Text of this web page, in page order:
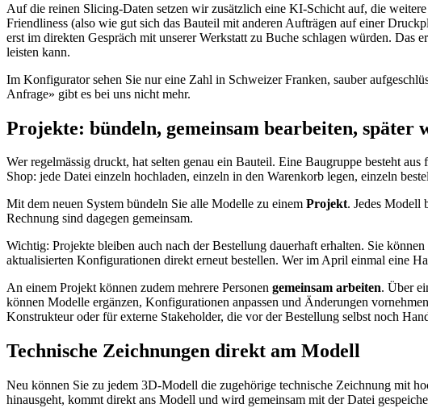
Auf die reinen Slicing-Daten setzen wir zusätzlich eine KI-Schicht auf, die
Friendliness (also wie gut sich das Bauteil mit anderen Aufträgen auf einer
erst im direkten Gespräch mit unserer Werkstatt zu Buche schlagen würden.
leisten kann.
Im Konfigurator sehen Sie nur eine Zahl in Schweizer Franken, sauber
Anfrage» gibt es bei uns nicht mehr.
Projekte: bündeln, gemeinsam bearbeiten, später
Wer regelmässig druckt, hat selten genau ein Bauteil. Eine Baugruppe besteht
Shop: jede Datei einzeln hochladen, einzeln in den Warenkorb legen, einzeln
Mit dem neuen System bündeln Sie alle Modelle zu einem Projekt. Jedes Modell
Rechnung sind dagegen gemeinsam.
Wichtig: Projekte bleiben auch nach der Bestellung dauerhaft erhalten. Sie
aktualisierten Konfigurationen direkt erneut bestellen. Wer im April einmal eine
An einem Projekt können zudem mehrere Personen gemeinsam arbeiten. Über
können Modelle ergänzen, Konfigurationen anpassen und Änderungen
Konstrukteur oder für externe Stakeholder, die vor der Bestellung selbst noch
Technische Zeichnungen direkt am Modell
Neu können Sie zu jedem 3D-Modell die zugehörige technische Zeichnung mit
hinausgeht, kommt direkt ans Modell und wird gemeinsam mit der Datei